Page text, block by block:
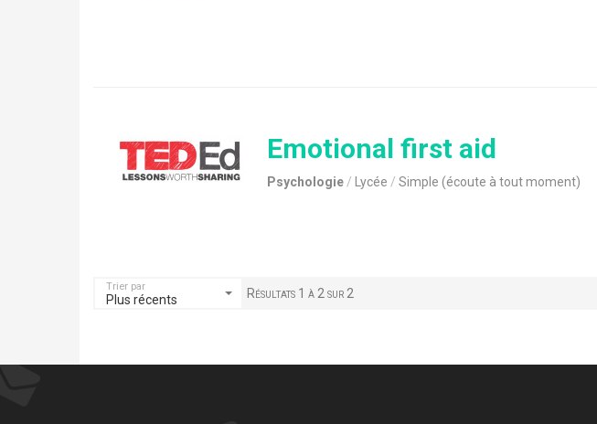
Emotional first aid
Psychologie Lycée Simple (écoute à tout moment)
Trier par
Plus récents Résultats 1 à 2 sur 2